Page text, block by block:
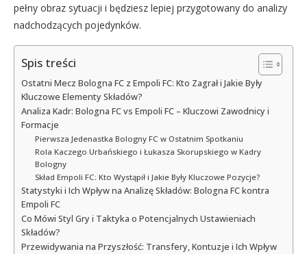
pełny obraz sytuacji i będziesz lepiej przygotowany do analizy
nadchodzących pojedynków.
Spis treści
Ostatni Mecz Bologna FC z Empoli FC: Kto Zagrał i Jakie Były
Kluczowe Elementy Składów?
Analiza Kadr: Bologna FC vs Empoli FC – Kluczowi Zawodnicy i
Formacje
Pierwsza Jedenastka Bologny FC w Ostatnim Spotkaniu
Rola Kaczego Urbańskiego i Łukasza Skorupskiego w Kadry
Bologny
Skład Empoli FC: Kto Wystąpił i Jakie Były Kluczowe Pozycje?
Statystyki i Ich Wpływ na Analizę Składów: Bologna FC kontra
Empoli FC
Co Mówi Styl Gry i Taktyka o Potencjalnych Ustawieniach
Składów?
Przewidywania na Przyszłość: Transfery, Kontuzje i Ich Wpływ